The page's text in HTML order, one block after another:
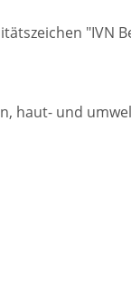
"IVN
haut- und